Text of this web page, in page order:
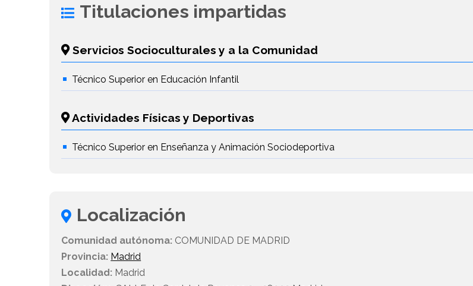
Titulaciones impartidas
Servicios Socioculturales y a la Comunidad
Técnico Superior en Educación Infantil
Actividades Físicas y Deportivas
Técnico Superior en Enseñanza y Animación Sociodeportiva
Localización
Comunidad autónoma: COMUNIDAD DE MADRID
Provincia: Madrid
Localidad: Madrid